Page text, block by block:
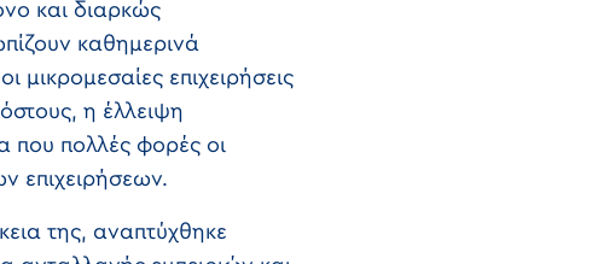
και διαρκώς
καθημερινά
επιχειρήσεις
η έλλειψη
που πολλές φορές οι
επιχειρήσεων.
της, αναπτύχθηκε